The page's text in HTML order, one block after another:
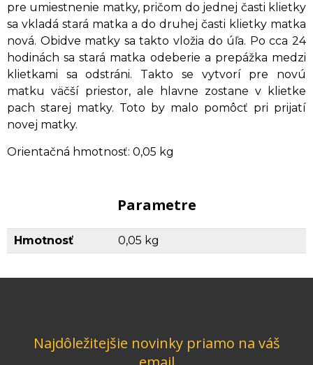
pre umiestnenie matky, pričom do jednej časti klietky
sa vkladá stará matka a do druhej časti klietky matka
nová. Obidve matky sa takto vložia do úľa. Po cca 24
hodinách sa stará matka odeberie a prepážka medzi
klietkami sa odstráni. Takto se vytvorí pre novú
matku väčší priestor, ale hlavne zostane v klietke
pach starej matky. Toto by malo pomôcť pri prijatí
novej matky.
Orientačná hmotnosť: 0,05 kg
Parametre
Hmotnosť 0,05 kg
Najdôležitejšie novinky priamo na váš